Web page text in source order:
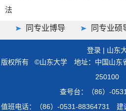
法
同专业博导 同专业硕
登录 | 山东
版权所有 ©山东大学 地址：中国山东
250100
查号台：（86）-
值班电话：（86）-0531-88364731 建